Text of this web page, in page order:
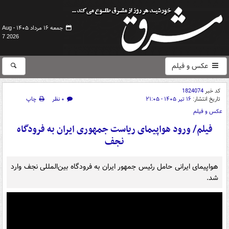
جمعه ۱۶ مرداد ۱۴۰۵ -
Aug
7 2026
عکس و فیلم
کد خبر1824074
تاریخ انتشار: ۱۶ تیر ۱۴۰۵ - ۲۱:۰۵ ۰ نظر
چاپ
عکس و فیلم
فیلم/ ورود هواپیمای ریاست جمهوری ایران به فرودگاه
نجف
هواپیمای ایرانی حامل رئیس جمهور ایران به فرودگاه بین‌المللی نجف وارد
شد.